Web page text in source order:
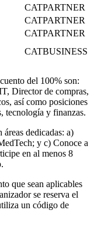
CATPARTNER
CATPARTNER
CATPARTNER
CATBUSINESS
del 100% son:
Director de compras,
así como posiciones
tecnología y finanzas.
dedicadas: a)
y c) Conoce a
en al menos 8
que sean aplicables
se reserva el
un código de